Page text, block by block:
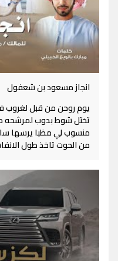
انجاز مسعود بن شعفول
يوم روحن من قبل
تختل شوط بدوب
منسوب لي مظبا يرسها
من الحوت تاخذ طول